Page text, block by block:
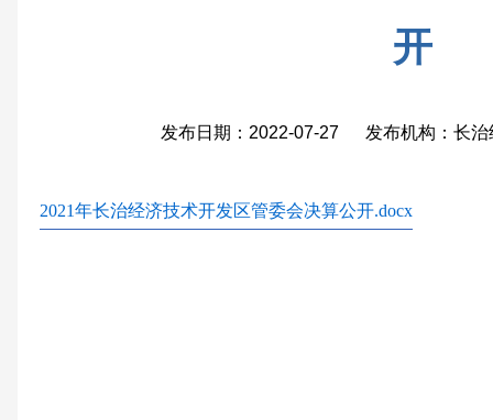
开
发布日期：2022-07-27 发布机构：长治
2021年长治经济技术开发区管委会决算公开.docx